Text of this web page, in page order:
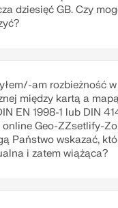
dziesięć GB. Czy
am rozbieżność
między kartą a
EN 1998-1 lub DIN
online Geo-ZZsetlify-
Państwo wskazać,
i zatem wiążąca?